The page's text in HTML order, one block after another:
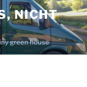
NICHT
green house